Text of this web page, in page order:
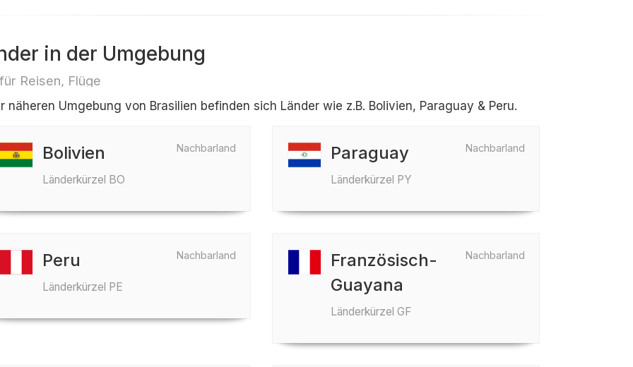
in der Umgebung
Reisen, Flüge
näheren Umgebung von Brasilien befinden sich Länder wie z.B. Bolivien, Paraguay & Peru.
Nachbarland
Bolivien
Länderkürzel BO
Nachbarland
Paraguay
Länderkürzel PY
Nachbarland
Peru
Länderkürzel PE
Nachbarland
Französisch-
Guayana
Länderkürzel GF